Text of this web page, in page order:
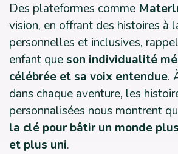
Des plateformes comme
vision, en offrant des histoires à
personnelles et inclusives,
enfant queson individualité
célébrée et sa voix entendue.
dans chaque aventure, les
personnalisées nous montrent
la clé pour bâtir un monde
et plus uni.